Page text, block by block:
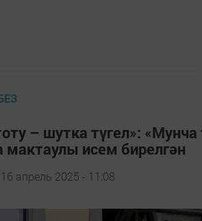
– шутка түгел»:
мактаулы исем бирелгән
16 апрель 2025 - 11:08